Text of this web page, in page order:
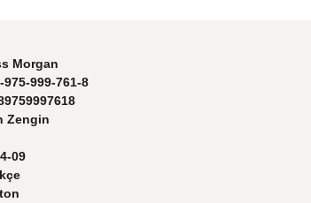
Morgan
975-999-761-8
Zengin
09